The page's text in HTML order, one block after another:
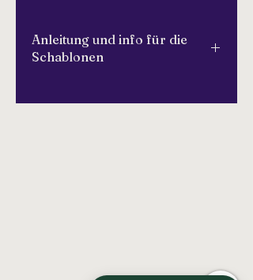
Anleitung und info für die
Schablonen